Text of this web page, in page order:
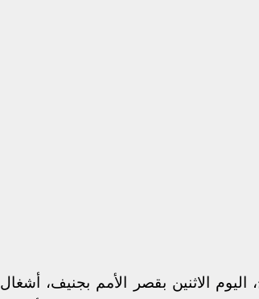
الاثنين بقصر الأمم بجنيف، أشغال